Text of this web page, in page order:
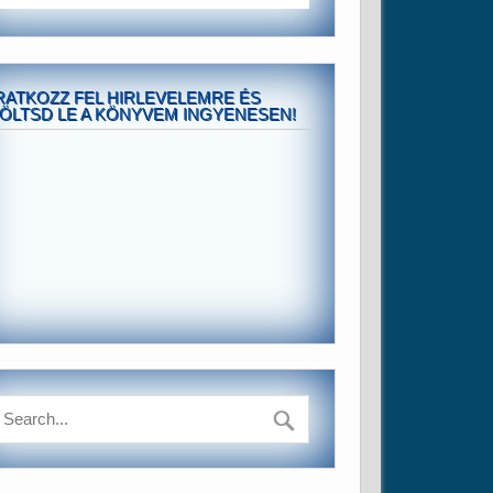
FEL HIRLEVELEMRE ÉS
LE A KÖNYVEM INGYENESEN!